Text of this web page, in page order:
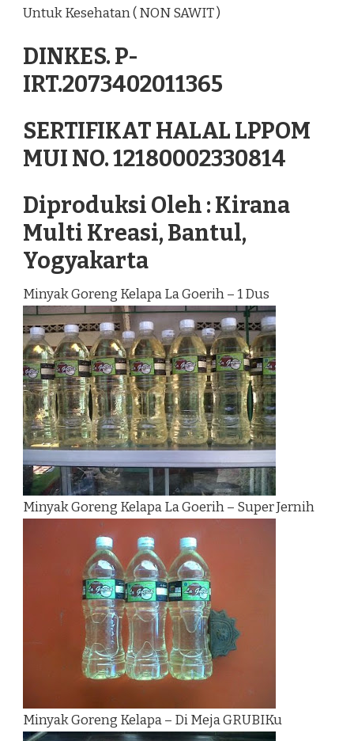
Untuk Kesehatan ( NON SAWIT )
DINKES. P-
IRT.2073402011365
SERTIFIKAT HALAL LPPOM
MUI NO. 12180002330814
Diproduksi Oleh : Kirana
Multi Kreasi, Bantul,
Yogyakarta
Minyak Goreng Kelapa La Goerih – 1 Dus
Minyak Goreng Kelapa La Goerih – Super Jernih
Minyak Goreng Kelapa – Di Meja GRUBIKu